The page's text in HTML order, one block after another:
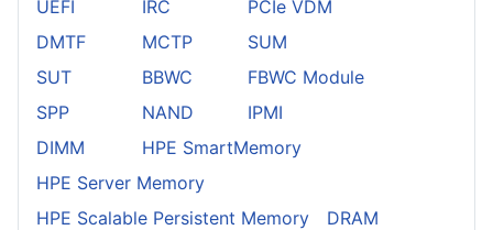
UEFI
IRC
PCIe VDM
DMTF
MCTP
SUM
SUT
BBWC
FBWC Module
SPP
NAND
IPMI
DIMM
HPE SmartMemory
HPE Server Memory
HPE Scalable Persistent Memory
DRAM